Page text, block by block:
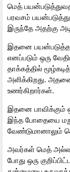
மெத்
பரவசம்
இருந்தே அதற்கு
இதனை
எனப்படும் ஒரு
தாக்கத்தில்
அளிக்கிறது.
உணர்கிறார்கள்.
இதனை பாவிக்கும்
இந்த போதையை
வேண்டுமானாலும்
அவர்கள் மெத்
போது ஒரு